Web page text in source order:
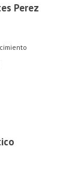
Perez